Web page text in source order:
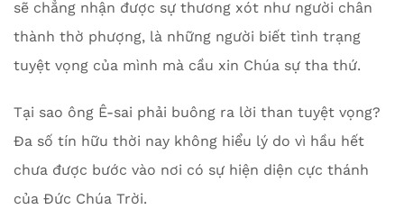
sẽ chẳng nhận được sự thương xót như người chân
thành thờ phượng, là những người biết tình trạng
tuyệt vọng của mình mà cầu xin Chúa sự tha thứ.
Tại sao ông Ê-sai phải buông ra lời than tuyệt vọng?
Đa số tín hữu thời nay không hiểu lý do vì hầu hết
chưa được bước vào nơi có sự hiện diện cực thánh
của Đức Chúa Trời.